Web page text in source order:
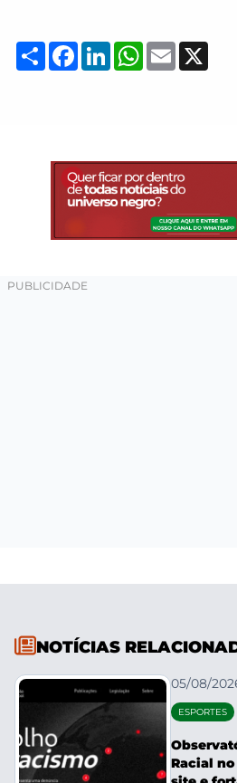
Compartilhar
Facebook
LinkedInWhatsApp
Email
NOTÍCIAS
05/08/
ESPORTES
Racial